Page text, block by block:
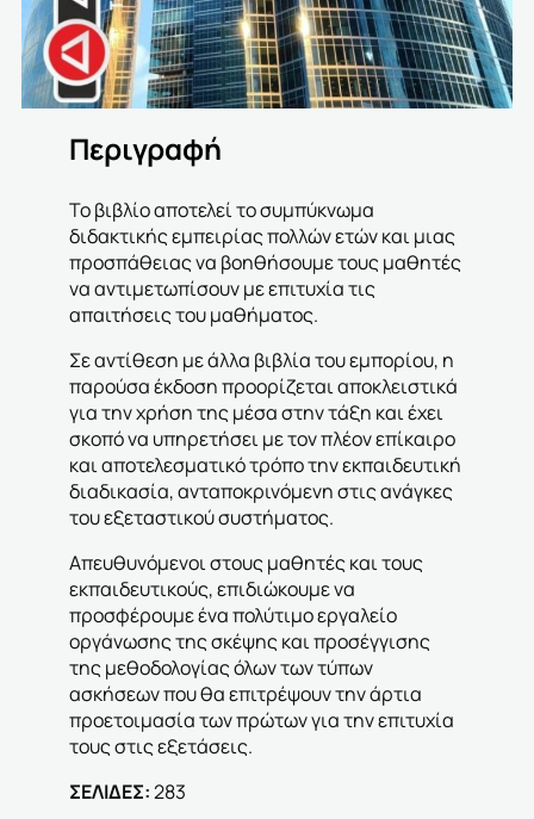
Περιγραφή
Το βιβλίο αποτελεί το συμπύκνωμα
διδακτικής εμπειρίας πολλών ετών και μιας
προσπάθειας να βοηθήσουμε τους μαθητές
να αντιμετωπίσουν με επιτυχία τις
απαιτήσεις του μαθήματος.
Σε αντίθεση με άλλα βιβλία του εμπορίου, η
παρούσα έκδοση προορίζεται αποκλειστικά
για την χρήση της μέσα στην τάξη και έχει
σκοπό να υπηρετήσει με τον πλέον επίκαιρο
και αποτελεσματικό τρόπο την εκπαιδευτική
διαδικασία, ανταποκρινόμενη στις ανάγκες
του εξεταστικού συστήματος.
Απευθυνόμενοι στους μαθητές και τους
εκπαιδευτικούς, επιδιώκουμε να
προσφέρουμε ένα πολύτιμο εργαλείο
οργάνωσης της σκέψης και προσέγγισης
της μεθοδολογίας όλων των τύπων
ασκήσεων που θα επιτρέψουν την άρτια
προετοιμασία των πρώτων για την επιτυχία
τους στις εξετάσεις.
ΣΕΛΙΔΕΣ:283